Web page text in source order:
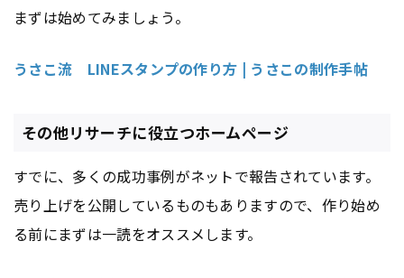
まずは始めてみましょう。
うさこ流 LINEスタンプの作り方 | うさこの制作手帖
その他リサーチに役立つホームページ
すでに、多くの成功事例がネットで報告されています。
売り上げを公開しているものもありますので、作り始め
る前にまずは一読をオススメします。